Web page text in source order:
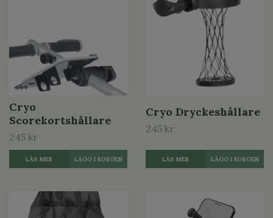
Cryo
Scorekortshållare
245 kr
LÄS MER
Cryo Dryckeshållare
245 kr
LÄS MER